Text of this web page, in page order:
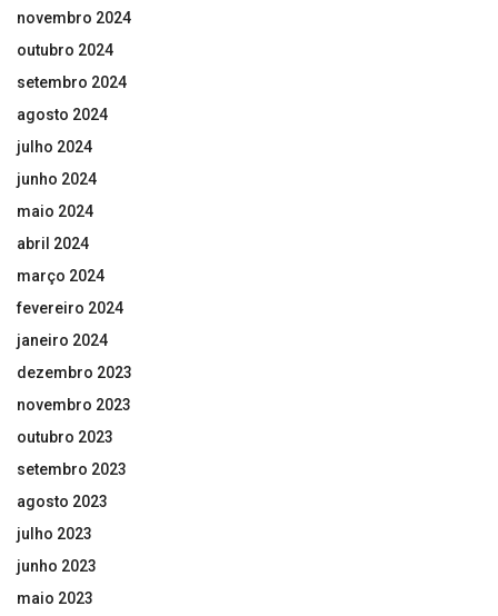
novembro 2024
outubro 2024
setembro 2024
agosto 2024
julho 2024
junho 2024
maio 2024
abril 2024
março 2024
fevereiro 2024
janeiro 2024
dezembro 2023
novembro 2023
outubro 2023
setembro 2023
agosto 2023
julho 2023
junho 2023
maio 2023